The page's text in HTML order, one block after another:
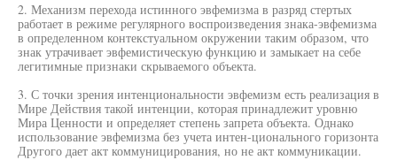
2. Механизм перехода истинного эвфемизма в разряд стертых
работает в режиме регулярного воспроизведения знака-эвфемизма
в определенном контекстуальном окружении таким образом, что
знак утрачивает эвфемистическую функцию и замыкает на себе
легитимные признаки скрываемого объекта.
3. С точки зрения интенциональности эвфемизм есть реализация в
Мире Действия такой интенции, которая принадлежит уровню
Мира Ценности и определяет степень запрета объекта. Однако
использование эвфемизма без учета интен-ционального горизонта
Другого дает акт коммуницирования, но не акт коммуникации.